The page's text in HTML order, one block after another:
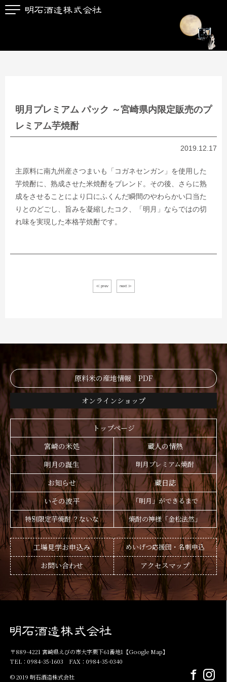
明月プレミアム パック ～宮崎県内限定販売のプ
レミアム芋焼酎
2019.12.17
主原料に南九州産さつまいも「コガネセンガン」を使用した
芋焼酎に、熟成させた米焼酎をブレンド。その後、さらに熟
成をさせることにより口にふくんだ瞬間のやわらかい口当た
りとのどごし、旨みを凝縮したコク、「明月」ならではの切
れ味を実現した本格芋焼酎です。
≪ prev next ≫
〒889-4221 宮崎県えびの市大字栗下61番地1 【Google Map】
TEL：0984-35-1603 FAX：0984-35-0340
© 2019 明石酒造株式会社
原料米の産地情報 PDF
オンラインショップ
トップページ
宮崎の米処
蔵人の情熱
明月の誕生
明月プレミアム焼酎
お知らせ
蔵日誌
いその波平
「明月」ができるまで
特別限定芋焼酎 ？ないな
焼酎の神様「金松法然」
工場見学お申込み めいげつ応援団・名刺申込
お問い合わせ アクセスマップ